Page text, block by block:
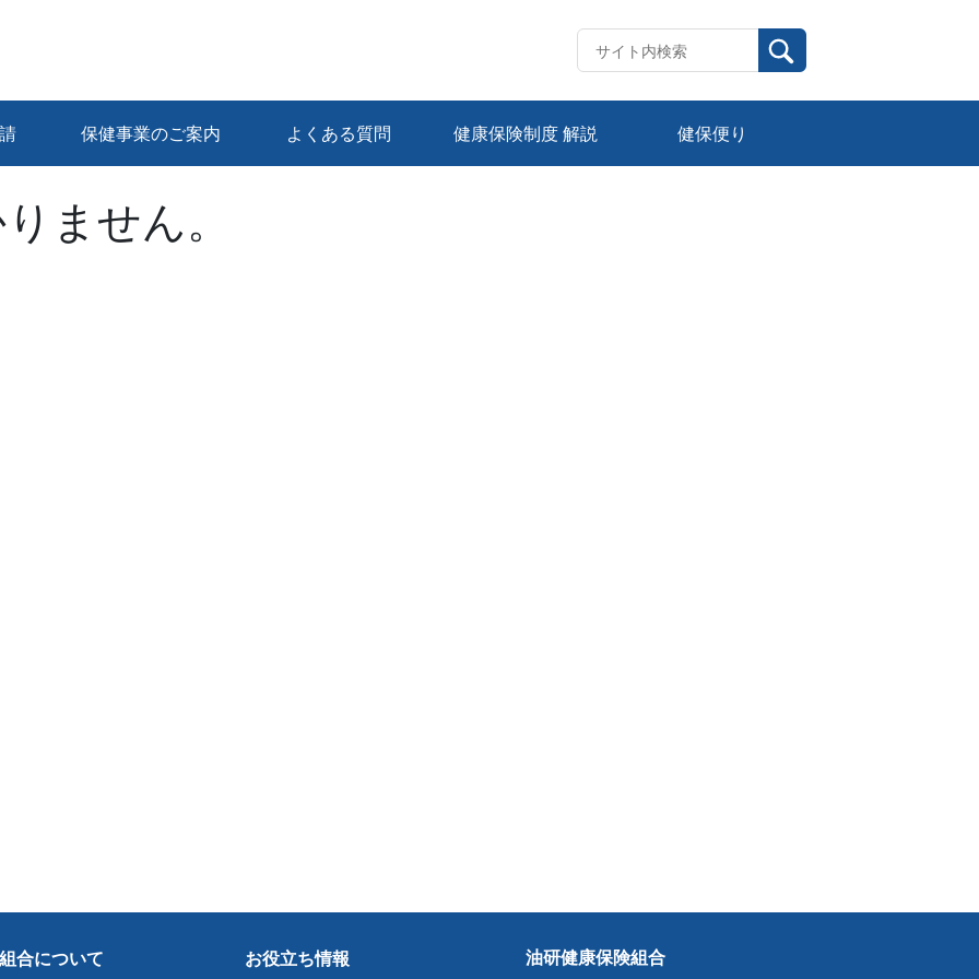
保健事業のご案内 よくある質問 健康保険制度 解説 健保便り
ません。
合について お役立ち情報 油研健康保険組合